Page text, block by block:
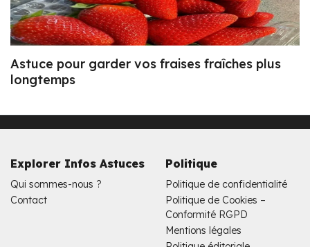
Astuce pour garder vos fraises fraîches plus
longtemps
Explorer Infos Astuces
Qui sommes-nous ?
Contact
Politique
Politique de confidentialité
Politique de Cookies –
Conformité RGPD
Mentions légales